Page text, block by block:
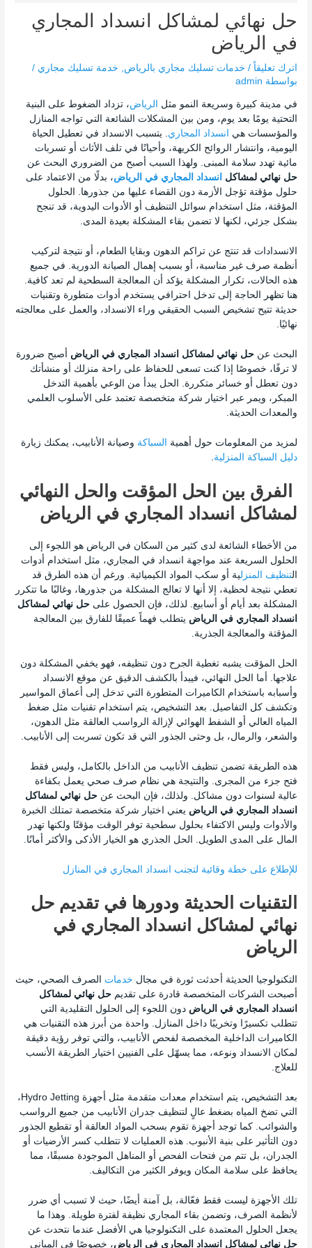
حل نهائي لمشاكل انسداد المجاري
في الرياض
اترك تعليقاً / خدمات تسليك مجاري بالرياض خدمة تسليك مجاري /
بواسطة admin
في مدينة كبيرة وسريعة النمو مثل الرياض، تزداد الضغوط على البنية
التحتية يومًا بعد يوم، ومن بين المشكلات الشائعة التي تواجه المنازل
والمؤسسات هي
انسداد المجاري. يتسبب الانسداد في تعطيل الحياة
اليومية، وانتشار الروائح الكريهة، وأحيانًا في تلف الأثاث أو تسربات
مائية تهدد سلامة المبنى. ولهذا السبب أصبح من الضروري البحث عن
حل نهائي لمشاكل انسداد المجاري في الرياض، بدلًا من الاعتماد على
حلول مؤقتة تؤجل الأزمة دون القضاء عليها من جذورها. الحلول
المؤقتة، مثل استخدام سوائل التنظيف أو الأدوات اليدوية، قد تنجح
بشكل جزئي، لكنها لا تضمن بقاء المشكلة بعيدة المدى.
الانسدادات قد تنتج عن تراكم الدهون وبقايا الطعام، أو نتيجة لتركيب
أنظمة صرف غير مناسبة، أو بسبب إهمال الصيانة الدورية. في جميع
هذه الحالات، تكرار المشكلة يؤكد أن المعالجة السطحية لم تعد كافية.
هنا تظهر الحاجة إلى تدخل احترافي يستخدم أدوات متطورة وتقنيات
حديثة تتيح تشخيص السبب الحقيقي وراء الانسداد، والعمل على معالجته
نهائيًا.
البحث عنحل نهائي لمشاكل انسداد المجاري في الرياض أصبح ضرورة
لا ترفًا، خصوصًا إذا كنت تسعى للحفاظ على راحة منزلك أو منشأتك
دون تعطل أو خسائر متكررة. الحل يبدأ من الوعي بأهمية التدخل
المبكر، ويمر عبر اختيار شركة متخصصة تعتمد على الأسلوب العلمي
والمعدات الحديثة.
لمزيد من المعلومات حول أهمية السباكة وصيانة الأنابيب، يمكنك زيارة
دليل السباكة المنزلية.
الفرق بين الحل المؤقت والحل النهائي
لمشاكل انسداد المجاري في الرياض
من الأخطاء الشائعة لدى كثير من السكان في الرياض هو اللجوء إلى
الحلول السريعة عند مواجهة انسداد في المجاري، مثل استخدام أدوات
التنظيف المنزلية أو سكب المواد الكيميائية. ورغم أن هذه الطرق قد
تعطي نتيجة لحظية، إلا أنها لا تعالج المشكلة من جذورها، وغالبًا ما تتكرر
المشكلة بعد أيام أو أسابيع. لذلك، فإن الحصول علىحل نهائي لمشاكل
انسداد المجاري في الرياض يتطلب فهماً عميقًا للفارق بين المعالجة
المؤقتة والمعالجة الجذرية.
الحل المؤقت يشبه تغطية الجرح دون تنظيفه، فهو يخفي المشكلة دون
علاجها. أما الحل النهائي، فيبدأ بالكشف الدقيق عن موقع الانسداد
وأسبابه باستخدام الكاميرات المتطورة التي تدخل إلى أعماق المواسير
وتكشف كل التفاصيل. بعد التشخيص، يتم استخدام تقنيات مثل ضغط
المياه العالي أو الشفط الهوائي لإزالة الرواسب العالقة مثل الدهون،
والشعر، والرمال، بل وحتى الجذور التي قد تكون تسربت إلى الأنابيب.
هذه الطريقة تضمن تنظيف الأنابيب من الداخل بالكامل، وليس فقط
فتح جزء من المجرى. والنتيجة هي نظام صرف صحي يعمل بكفاءة
عالية لسنوات دون مشاكل. ولذلك، فإن البحث عنحل نهائي لمشاكل
انسداد المجاري في الرياض يعني اختيار شركة متخصصة تمتلك الخبرة
والأدوات وليس الاكتفاء بحلول سطحية توفر الوقت مؤقتًا ولكنها تهدر
المال على المدى الطويل. الحل الجذري هو الخيار الأذكى والأكثر أمانًا.
للإطلاع على خطة وقائية لتجنب انسداد المجاري في المنازل
التقنيات الحديثة ودورها في تقديم حل
نهائي لمشاكل انسداد المجاري في
الرياض
التكنولوجيا الحديثة أحدثت ثورة في مجال خدمات الصرف الصحي، حيث
أصبحت الشركات المتخصصة قادرة على تقديمحل نهائي لمشاكل
انسداد المجاري في الرياض دون اللجوء إلى الحلول التقليدية التي
تتطلب تكسيرًا وتخريبًا داخل المنازل. واحدة من أبرز هذه التقنيات هي
الكاميرات الداخلية المخصصة لفحص الأنابيب، والتي توفر رؤية دقيقة
لمكان الانسداد ونوعه، مما يسهّل على الفنيين اختيار الطريقة الأنسب
للعلاج.
بعد التشخيص، يتم استخدام معدات متقدمة مثل أجهزة Hydro Jetting،
التي تضخ المياه بضغط عالٍ لتنظيف جدران الأنابيب من جميع الرواسب
والشوائب. كما توجد أجهزة تقوم بسحب المواد العالقة أو تقطيع الجذور
دون التأثير على بنية الأنبوب. هذه العمليات لا تتطلب كسر الأرضيات أو
الجدران، بل تتم من فتحات الفحص أو المناهل الموجودة مسبقًا، مما
يحافظ على سلامة المكان ويوفر الكثير من التكاليف.
تلك الأجهزة ليست فقط فعّالة، بل آمنة أيضًا، حيث لا تسبب أي ضرر
لأنظمة الصرف، وتضمن بقاء المجاري نظيفة لفترة طويلة. وهذا ما
يجعل الحلول المعتمدة على التكنولوجيا هي الأفضل عندما نتحدث عن
حل نهائي لمشاكل انسداد المجاري في الرياض، خصوصًا في المباني